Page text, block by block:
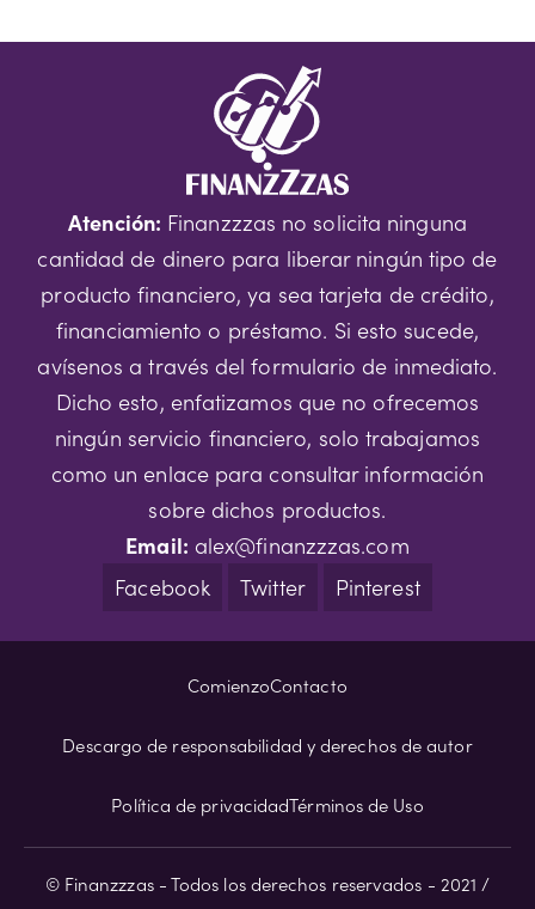
Atención: Finanzzzas no solicita ninguna
cantidad de dinero para liberar ningún tipo de
producto financiero, ya sea tarjeta de crédito,
financiamiento o préstamo. Si esto sucede,
avísenos a través del formulario de inmediato.
Dicho esto, enfatizamos que no ofrecemos
ningún servicio financiero, solo trabajamos
como un enlace para consultar información
sobre dichos productos.
Email: alex@finanzzzas.com
Facebook
Twitter Pinterest
© Finanzzzas - Todos los derechos reservados - 2021 /
ComienzoContacto
Descargo de responsabilidad y derechos de autor
Política de privacidadTérminos de Uso